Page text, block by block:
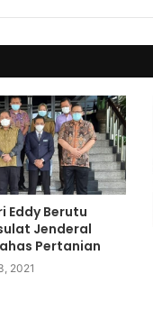
Eddy Berutu
Jenderal
Pertanian
2021